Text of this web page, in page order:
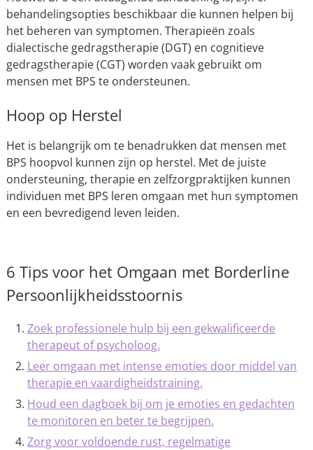
behandelingsopties beschikbaar die kunnen helpen bij
het beheren van symptomen. Therapieën zoals
dialectische gedragstherapie (DGT) en cognitieve
gedragstherapie (CGT) worden vaak gebruikt om
mensen met BPS te ondersteunen.
Hoop op Herstel
Het is belangrijk om te benadrukken dat mensen met
BPS hoopvol kunnen zijn op herstel. Met de juiste
ondersteuning, therapie en zelfzorgpraktijken kunnen
individuen met BPS leren omgaan met hun symptomen
en een bevredigend leven leiden.
6 Tips voor het Omgaan met Borderline
Persoonlijkheidsstoornis
Zoek professionele hulp bij een gekwalificeerde
therapeut of psycholoog.
Leer omgaan met intense emoties door middel van
therapie en vaardigheidstraining.
Houd een dagboek bij om je emoties en gedachten
te monitoren en beter te begrijpen.
Zorg voor voldoende rust, regelmatige